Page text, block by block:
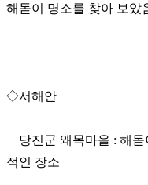
해돋이 명소를 찾아 보았
◇서해안
당진군 왜목마을 : 해돋
적인 장소